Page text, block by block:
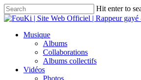
Skip
to
content
Hit enter to
Close
Menu
Musique
Albums
Collaborations
Albums collectifs
Vidéos
Photos